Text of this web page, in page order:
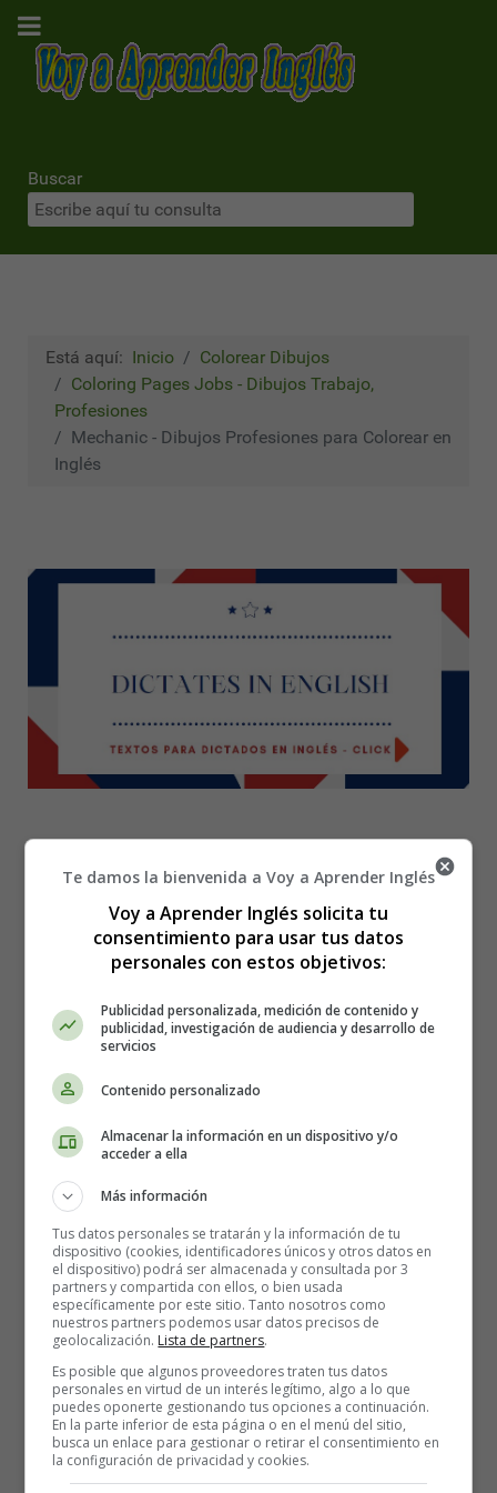
Buscar
Está aquí: Inicio
Colorear Dibujos
Coloring Pages Jobs - Dibujos Trabajo,
Profesiones
Mechanic - Dibujos Profesiones para Colorear en
Inglés
Mechanic - Dibujos
Profesiones para
Colorear en Inglés
Recursos Educativos en
Te damos la bienvenida a Voy a Aprender Inglés
Voy a Aprender Inglés solicita tu
consentimiento para usar tus datos
personales con estos objetivos:
Publicidad personalizada, medición de contenido y
publicidad, investigación de audiencia y desarrollo de
servicios
Contenido personalizado
Almacenar la información en un dispositivo y/o
acceder a ella
Más información
Tus datos personales se tratarán y la información de tu
dispositivo (cookies, identificadores únicos y otros datos en
el dispositivo) podrá ser almacenada y consultada por 3
partners y compartida con ellos, o bien usada
específicamente por este sitio. Tanto nosotros como
nuestros partners podemos usar datos precisos de
geolocalización. Lista de partners.
Es posible que algunos proveedores traten tus datos
personales en virtud de un interés legítimo, algo a lo que
puedes oponerte gestionando tus opciones a continuación.
En la parte inferior de esta página o en el menú del sitio,
busca un enlace para gestionar o retirar el consentimiento en
la configuración de privacidad y cookies.